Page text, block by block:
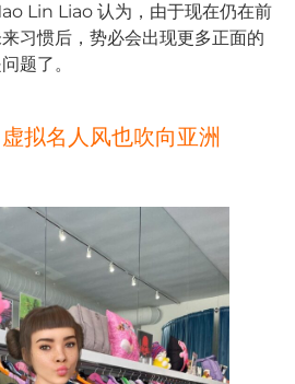
Lin Liao 认为，由于现在仍在前
习惯后，势必会出现更多正面的
题了。
拟名人风也吹向亚洲